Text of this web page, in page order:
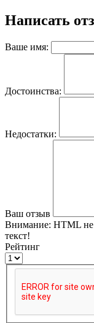
Написать
Ваше имя:
Достоинства:
Недостатки:
Ваш отзыв
Внимание: HTML не
текст!
Рейтинг